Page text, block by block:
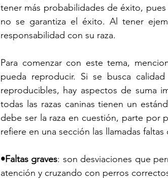
tener más probabilidades de éxito,
no se garantiza el éxito. Al tener
responsabilidad con su raza.
Para comenzar con este tema,
pueda reproducir. Si se busca
reproducibles, hay aspectos de suma
todas las razas caninas tienen un
debe ser la raza en cuestión, parte por
refiere en una sección las llamadas
•Faltas graves: son desviaciones que
atención y cruzando con perros